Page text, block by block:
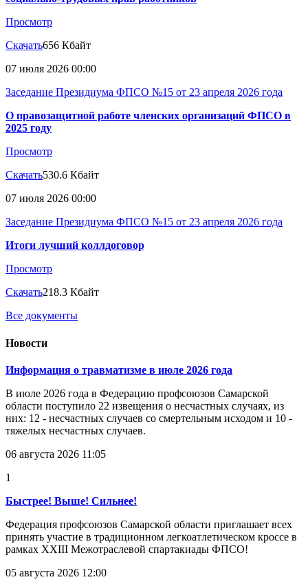
Просмотр
Скачать656 Кбайт
07 июля 2026 00:00
Заседание Президиума ФПСО №15 от 23 апреля 2026 года
О правозащитной работе членских организаций ФПСО в
2025 году
Просмотр
Скачать530.6 Кбайт
07 июля 2026 00:00
Заседание Президиума ФПСО №15 от 23 апреля 2026 года
Итоги лучший коллдоговор
Просмотр
Скачать218.3 Кбайт
Все документы
Новости
Информация о травматизме в июле 2026 года
В июле 2026 года в Федерацию профсоюзов Самарской
области поступило 22 извещения о несчастных случаях, из
них: 12 - несчастных случаев со смертельным исходом и 10 -
тяжелых несчастных случаев.
06 августа 2026 11:05
1
Быстрее! Выше! Сильнее!
Федерация профсоюзов Самарской области приглашает всех
принять участие в традиционном легкоатлетическом кроссе в
рамках XXIII Межотраслевой спартакиады ФПСО!
05 августа 2026 12:00